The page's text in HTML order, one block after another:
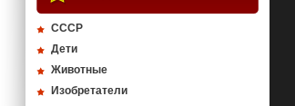
СССР
Дети
Животные
Изобретатели